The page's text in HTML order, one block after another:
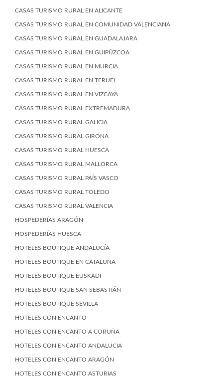
CASAS TURISMO RURAL EN ALICANTE
CASAS TURISMO RURAL EN COMUNIDAD VALENCIANA
CASAS TURISMO RURAL EN GUADALAJARA
CASAS TURISMO RURAL EN GUIPÚZCOA
CASAS TURISMO RURAL EN MURCIA
CASAS TURISMO RURAL EN TERUEL
CASAS TURISMO RURAL EN VIZCAYA
CASAS TURISMO RURAL EXTREMADURA
CASAS TURISMO RURAL GALICIA
CASAS TURISMO RURAL GIRONA
CASAS TURISMO RURAL HUESCA
CASAS TURISMO RURAL MALLORCA
CASAS TURISMO RURAL PAÍS VASCO
CASAS TURISMO RURAL TOLEDO
CASAS TURISMO RURAL VALENCIA
HOSPEDERÍAS ARAGÓN
HOSPEDERÍAS HUESCA
HOTELES BOUTIQUE ANDALUCÍA
HOTELES BOUTIQUE EN CATALUÑA
HOTELES BOUTIQUE EUSKADI
HOTELES BOUTIQUE SAN SEBASTIÁN
HOTELES BOUTIQUE SEVILLA
HOTELES CON ENCANTO
HOTELES CON ENCANTO A CORUÑA
HOTELES CON ENCANTO ANDALUCIA
HOTELES CON ENCANTO ARAGÓN
HOTELES CON ENCANTO ASTURIAS